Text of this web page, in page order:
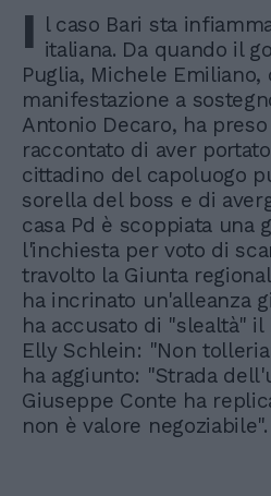
I l caso Bari sta
italiana. Da quando il
Puglia, Michele Emiliano,
manifestazione a
Antonio Decaro, ha
raccontato di aver
cittadino del capoluogo
sorella del boss e di
casa Pd è scoppiata una
l'inchiesta per voto di
travolto la Giunta
ha incrinato un'alleanza
ha accusato di "slealtà" il
Elly Schlein: "Non
ha aggiunto: "Strada
Giuseppe Conte ha
non è valore negoziabile".